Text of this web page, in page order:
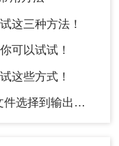
分享的方法去尝试一
这三种方法！
可以试试！
这些方式！
出设置全流程！